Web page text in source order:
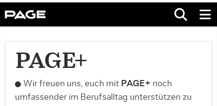
PAGE+
Wir freuen uns, euch mit PAGE+ noch
umfassender im Berufsalltag unterstützen zu